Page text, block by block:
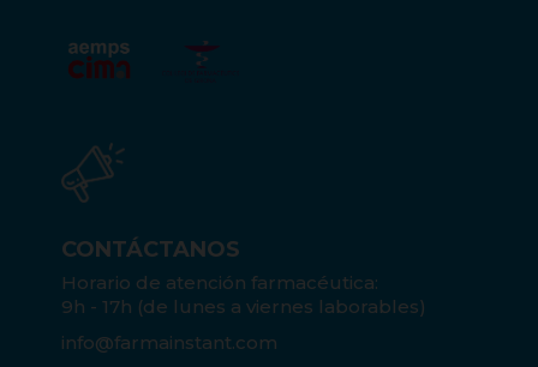
CONTÁCTANOS
Horario de atención farmacéutica:
9h - 17h (de lunes a viernes laborables)
info@farmainstant.com